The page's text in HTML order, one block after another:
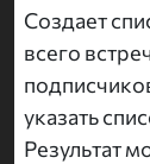
Создает
всего
указать
Результат